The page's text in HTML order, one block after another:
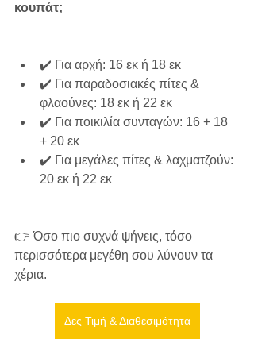
κουπάτ;
✔️ Για αρχή: 16 εκ ή 18 εκ
✔️ Για παραδοσιακές πίτες &
φλαούνες: 18 εκ ή 22 εκ
✔️ Για ποικιλία συνταγών: 16 + 18
+ 20 εκ
✔️ Για μεγάλες πίτες & λαχματζούν:
20 εκ ή 22 εκ
👉 Όσο πιο συχνά ψήνεις, τόσο
περισσότερα μεγέθη σου λύνουν τα
χέρια.
Δες Τιμή & Διαθεσιμότητα